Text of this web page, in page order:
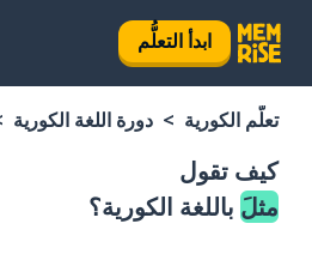
ابدأ التعلُّم
تعلَّم الكورية دورة اللغة الكورية
كيف تقول
مثلَ باللغة الكورية؟